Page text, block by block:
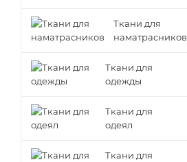
Ткани для
наматрасников
Ткани для
одежды
Ткани для
одеял
Ткани для